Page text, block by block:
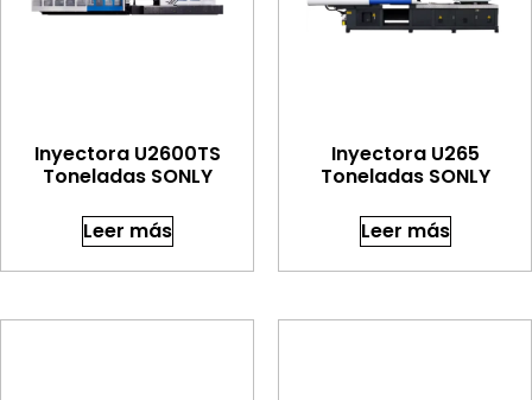
Inyectora U2600TS
Toneladas SONLY
Leer más
Inyectora U265
Toneladas SONLY
Leer más